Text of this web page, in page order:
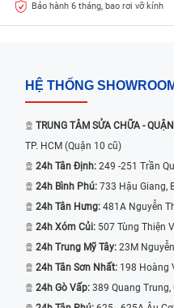
Bảo hành 6 tháng, bao rơi vỡ kính
HỆ THỐNG
TRUNG TÂM SỬA CHỮA -
TP. HCM (Quận 10 cũ)
24h Tân Định: 249 -251 Trần
24h Bình Phú: 733 Hậu Giang,
24h Tân Hưng: 481A Nguyễn
24h Xóm Củi: 507 Tùng Thiện
24h Trung Mỹ Tây: 23M
24h Tân Sơn Nhất: 198 Hoàng
24h Gò Vấp: 389 Quang Trung,